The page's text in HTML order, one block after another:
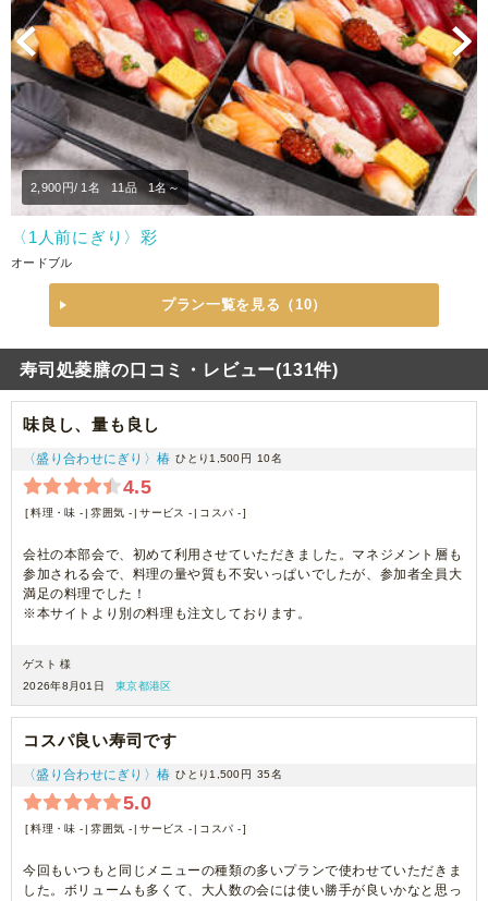
Previous
2,900 円/ 1名 11品 1名～
〈1人前にぎり〉彩
オードブル
プラン一覧を見る（10）
寿司処菱膳の口コミ・レビュー(131件)
味良し、量も良し
〈盛り合わせにぎり〉椿 ひとり1,500円 10名
4.5
料理・味 - 雰囲気 - サービス - コスパ -
会社の本部会で、初めて利用させていただきました。マネジメント層も
参加される会で、料理の量や質も不安いっぱいでしたが、参加者全員大
満足の料理でした！
※本サイトより別の料理も注文しております。
ゲスト 様
2026年8月01日
東京都港区
コスパ良い寿司です
〈盛り合わせにぎり〉椿 ひとり1,500円 35名
5.0
料理・味 - 雰囲気 - サービス - コスパ -
今回もいつもと同じメニューの種類の多いプランで使わせていただきま
した。ボリュームも多くて、大人数の会には使い勝手が良いかなと思っ